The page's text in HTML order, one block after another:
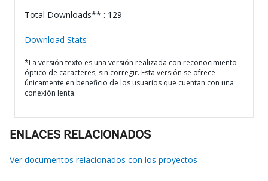
Total Downloads** : 129
Download Stats
*La versión texto es una versión realizada con reconocimiento
óptico de caracteres, sin corregir. Esta versión se ofrece
únicamente en beneficio de los usuarios que cuentan con una
conexión lenta.
ENLACES RELACIONADOS
Ver documentos relacionados con los proyectos